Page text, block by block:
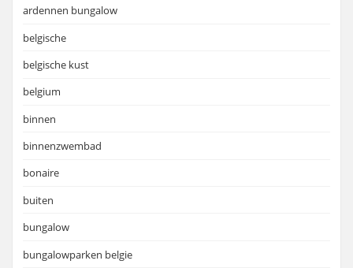
ardennen bungalow
belgische
belgische kust
belgium
binnen
binnenzwembad
bonaire
buiten
bungalow
bungalowparken belgie